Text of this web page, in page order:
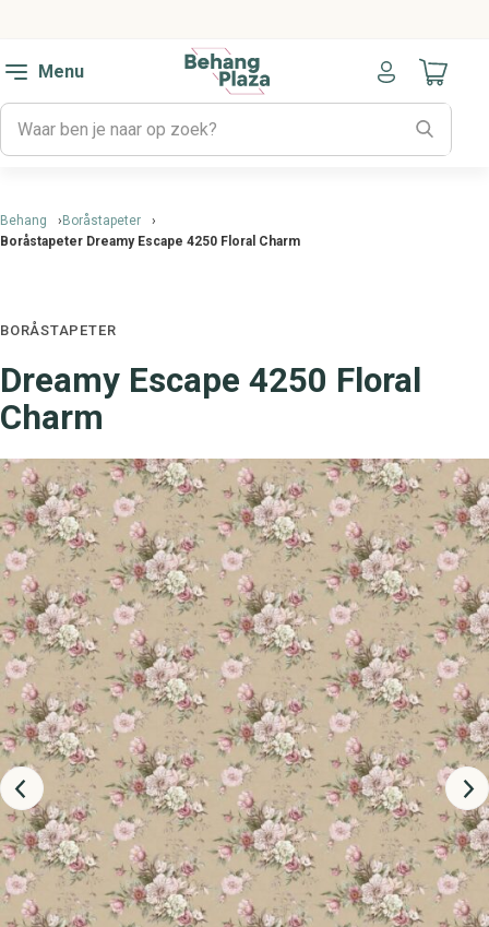
Menu
Naar
Behang
Boråstapeter
Boråstapeter Dreamy Escape 4250 Floral Charm
BORÅSTAPETER
Dreamy Escape 4250 Floral
Charm